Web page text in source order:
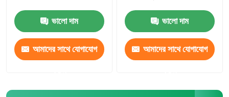
ভালো দাম
আমাদের সাথে যোগাযোগ
ভালো দাম
আমাদের সাথে যোগাযোগ